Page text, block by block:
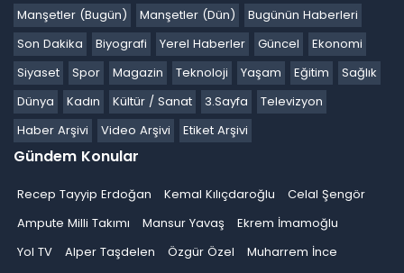
Manşetler (Bugün)
Manşetler (Dün)
Bugünün Haberleri
Son Dakika
Biyografi Yerel Haberler Güncel
Ekonomi
Siyaset
Spor Magazin Teknoloji Yaşam Eğitim
Sağlık
Dünya
Kadın Kültür / Sanat 3.Sayfa
Televizyon
Haber Arşivi
Video Arşivi Etiket Arşivi
Gündem Konular
Recep Tayyip Erdoğan Kemal Kılıçdaroğlu
Celal Şengör
Ampute Milli Takımı
Mansur Yavaş
Ekrem İmamoğlu
Yol TV
Alper Taşdelen Özgür Özel
Muharrem İnce